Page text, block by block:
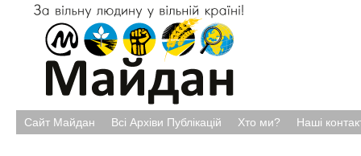
Сайт Майдан Всі Архіви Публікацій Хто ми? Наші